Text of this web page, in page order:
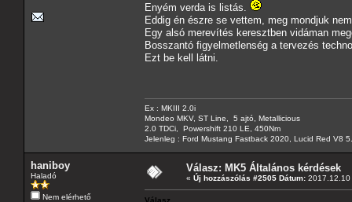
Enyém verda is listás.
Eddig én észre se vettem, meg mondjuk
Egy alsó merevítés keresztben vidáman
Bosszantó figyelmetlenség a tervezés
Ezt be kell látni.
Ex : MKIII 2.0i
Mondeo MKV, ST Line, 5 ajtó, Metallicious
2.0 TDCi, Powershift 210 LE, 450Nm
Jelenleg : Ford Mustang Fastback 2020, Lucid Red V8
haniboy
Haladó
Nem elérhető
Válasz: MK5 Általános kérdések
« Új hozzászólás #2505 Dátum:
Válasz